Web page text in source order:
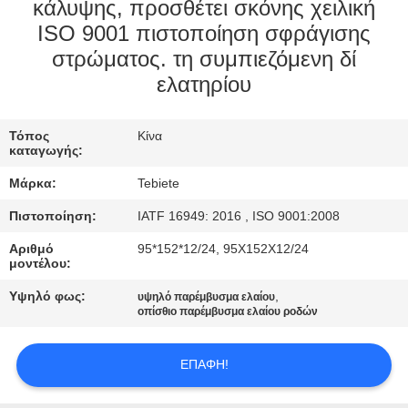
ΈΛΕΓΧΟΣ
ΜΑΣ
ΣΕ
ΕΠΑΦΉ
ΜΕ
ΕΙΔΉΣΕΙΣ
ΠΕΡΙΠΤΏΣΕΙΣ
SITEMAP
κάλυψης, προσθέτει σκόνης χειλική
ISO 9001 πιστοποίηση σφράγισης
στρώματος. τη συμπιεζόμενη δί
ελατηρίου
Τόπος
καταγωγής:
Κίνα
Μάρκα: Tebiete
Πιστοποίηση: IATF 16949: 2016 , ISO 9001:2008
Αριθμό
μοντέλου:
95*152*12/24, 95X152X12/24
Υψηλό φως: υψηλό παρέμβυσμα ελαίου,
οπίσθιο παρέμβυσμα ελαίου ροδών
ΕΠΑΦΉ!